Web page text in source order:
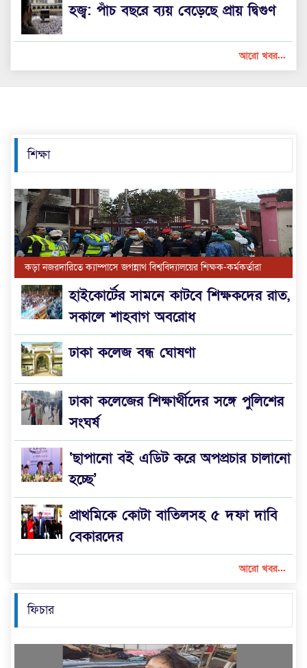
হজ্ব: পাঁচ বছরে ব্যয় বেড়েছে প্রায় দ্বিগুণ
আরো খবর...
শিক্ষা
কড়া নজরদারিতে ক্যাম্পাসে জগন্নাথ বিশ্ববিদ্যালয়ের শিক্ষক-কর্মকর্তারা
হাইকোর্টের সামনে কাটবে শিক্ষকদের রাত,
সকালে শাহবাগ অবরোধ
ঢাকা কলেজ বন্ধ ঘোষণা
ঢাকা কলেজের শিক্ষার্থীদের সঙ্গে পুলিশের
সংঘর্ষ
‘ছাপানো বই এডিট করে অপপ্রচার চালানো
হচ্ছে’
প্রাথমিকে কোটা বাতিলসহ ৫ দফা দাবি
বেকারদের
আরো খবর...
ফিচার